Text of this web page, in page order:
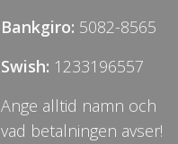
Bankgiro: 5082-8565
Swish: 1233196557
Ange alltid namn och
vad betalningen avser!